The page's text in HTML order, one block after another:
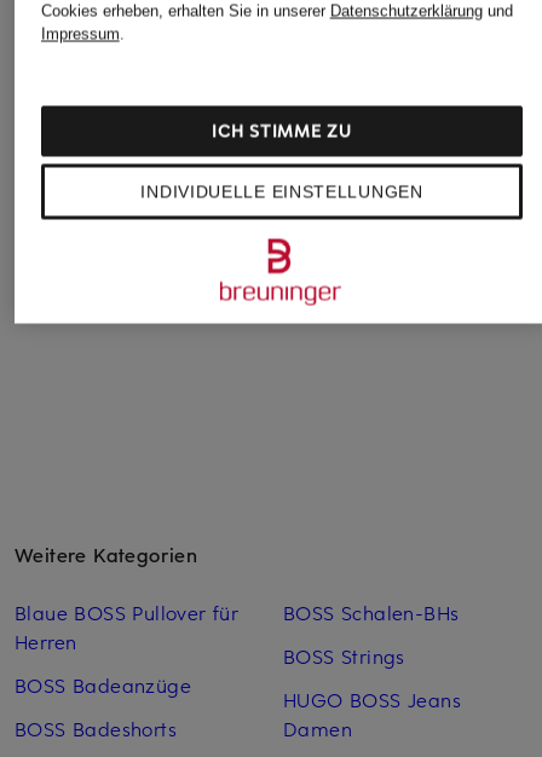
BOSS
Piqué-Poloshirt PIO
BOSS
Strick-Poloshirt
Regular Fit
CHF 169
BOSS
Jersey-Poloshirt
Weitere Kategorien
Blaue BOSS Pullover für
Herren
BOSS Badeanzüge
BOSS Badeshorts
BOSS Schalen-BHs
BOSS Strings
HUGO BOSS Jeans
Damen
Cookies erheben, erhalten Sie in unserer Datenschutzerklärungund
Impressum.
INDIVIDUELLE EINSTELLUNGEN
ICH STIMME ZU